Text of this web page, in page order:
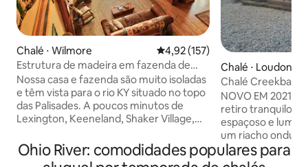
Chalé ⋅ Wilmore 4,92 de uma avaliação média de
4,92 (157)
Estrutura de madeira em fazenda de
energia solar em Lexington, Kentucky,
EUA
Nossa casa e fazenda são muito isoladas
e têm vista para o rio KY situado no topo
das Palisades. A poucos minutos de
Lexington, Keeneland, Shaker Village,
quartos, tetos abobadados, uma casa de
3000 SF com varanda coberta e uma
Chalé ⋅
Chalé Creekbank
NOVO EM 2021!!
retiro tranquilo e
espaçoso e
um riacho
dentro de casa,
deliciosas em
Ohio River: comodidades populares para